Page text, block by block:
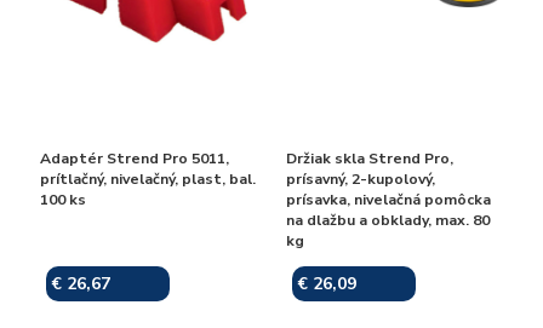
Adaptér Strend Pro 5011,
prítlačný, nivelačný, plast, bal.
100 ks
€ 26,67
Držiak skla Strend Pro,
prísavný, 2-kupolový,
prísavka, nivelačná pomôcka
na dlažbu a obklady, max. 80
kg
€ 26,09